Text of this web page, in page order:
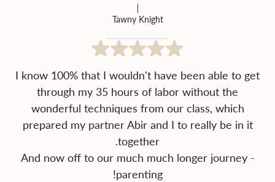
Tawny Knight
I know 100% that I wouldn't have been able to get
through my 35 hours of labor without the
wonderful techniques from our class, which
prepared my partner Abir and I to really be in it
And now off to our much much longer journey -
parenting!